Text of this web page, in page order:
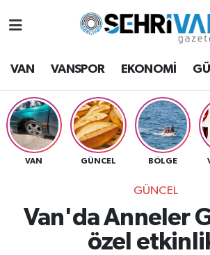
VAN VANSPOR EKONOMİ
VAN GÜNCEL BÖLGE
GÜNCEL
Van'da Anneler
özel
Van Hava Durumu
VAN Namaz Vakitleri
Van Trafik Yoğunluk Haritası
Süper Lig Puan Durumu ve
Tüm Manşetler